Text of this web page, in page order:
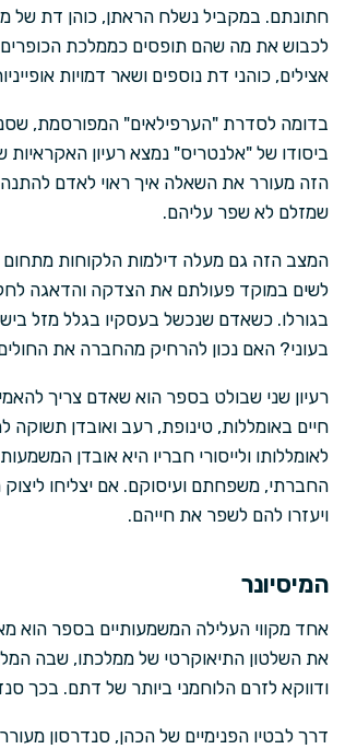
חתונתם. במקביל נשלח הראתן, כוהן דת של
לכבוש את מה שהם תופסים כממלכת הכופרים.
אצילים, כוהני דת נוספים ושאר דמויות
בדומה לסדרת "הערפילאים" המפורסמת,
ביסודו של "אלנטריס" נמצא רעיון
הזה מעורר את השאלה איך ראוי לאדם
שמזלם לא שפר עליהם.
המצב הזה גם מעלה דילמות הלקוחות מתחום
לשים במוקד פעולתם את הצדקה והדאגה
בגורלו. כשאדם שנכשל בעסקיו בגלל מזל
בעוני? האם נכון להרחיק מהחברה את
רעיון שני שבולט בספר הוא שאדם צריך
חיים באומללות, טינופת, רעב ואובדן
לאומללותו ולייסורי חבריו היא אובדן
החברתי, משפחתם ועיסוקם. אם יצליחו
ויעזרו להם לשפר את חייהם.
המיסיונר
אחד מקווי העלילה המשמעותיים בספר הוא
את השלטון התיאוקרטי של ממלכתו, שבה
ודווקא לזרם הלוחמני ביותר של דתם. בכך
דרך לבטיו הפנימיים של הכהן, סנדרסון